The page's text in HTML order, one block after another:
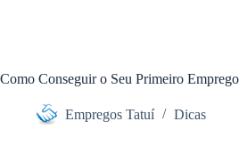
Como Conseguir o Seu Primeiro
Empregos Tatuí Dicas